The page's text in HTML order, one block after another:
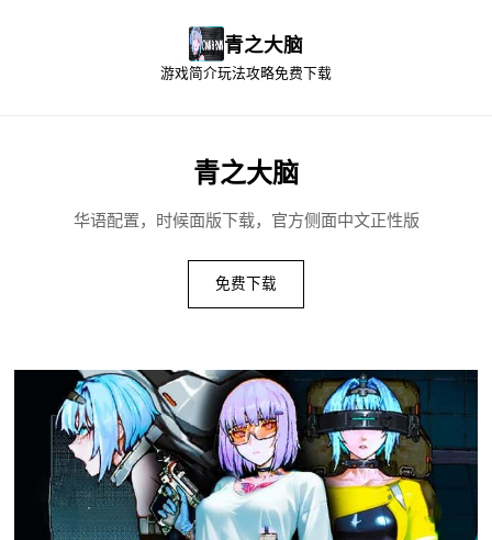
青之大脑
游戏简介玩法攻略免费下载
青之大脑
华语配置，时候面版下载，官方侧面中文正性版
免费下载